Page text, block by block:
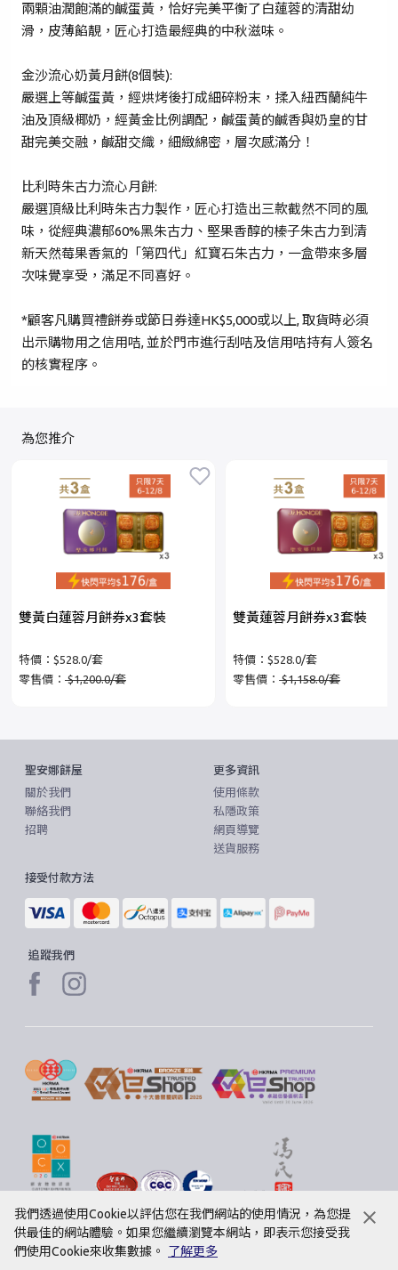
+852
忘記密碼？
成為 Cake Easy 會員
兩顆油潤飽滿的鹹蛋黃，恰好完美平衡了白蓮蓉的清甜幼
滑，皮薄餡靚，匠心打造最經典的中秋滋味。
金沙流心奶黃月餅(8個裝):
嚴選上等鹹蛋黃，經烘烤後打成細碎粉末，揉入紐西蘭純牛
油及頂級椰奶，經黃金比例調配，鹹蛋黃的鹹香與奶皇的甘
甜完美交融，鹹甜交織，細緻綿密，層次感滿分！
比利時朱古力流心月餅:
嚴選頂級比利時朱古力製作，匠心打造出三款截然不同的風
味，從經典濃郁60%黑朱古力、堅果香醇的榛子朱古力到清
新天然莓果香氣的「第四代」紅寶石朱古力，一盒帶來多層
次味覺享受，滿足不同喜好。
*顧客凡購買禮餅券或節日券達HK$5,000或以上, 取貨時必須
出示購物用之信用咭, 並於門市進行刮咭及信用咭持有人簽名
的核實程序。
為您推介
雙黃白蓮蓉月餅券x3套裝
特價：$528.0/套
零售價： $1,200.0/套
雙黃蓮蓉月餅券x3套裝
特價：$528.0/套
零售價：$1,158.0/套
聖安娜餅屋
關於我們
聯絡我們
招聘
更多資訊
使用條款
私隱政策
網頁導覽
送貨服務
接受付款方法
追蹤我們
© 2020 聖安娜餅屋有限公司。版權所有。
我們透過使用Cookie以評估您在我們網站的使用情況，為您提
供最佳的網站體驗。如果您繼續瀏覽本網站，即表示您接受我
們使用Cookie來收集數據。
了解更多